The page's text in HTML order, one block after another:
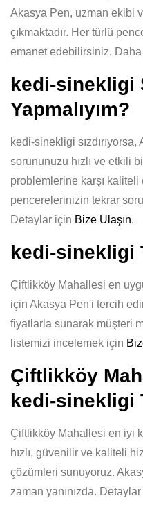
Akasya Pen, uzman ekibi
çıkmaktadır. Her türlü
emanet edebilirsiniz.
kedi-sinekligi
Yapmalıyım?
kedi-sinekligi
sorununuzu hızlı ve etkili
problemlerine karşı
pencerelerinizin tekrar
Detaylar için Bize Ulaşın.
kedi-sinekligi
Çiftlikköy Mahallesi en
için Akasya Pen'i tercih
fiyatlarla sunarak müşteri
listemizi incelemek için
Çiftlikköy
kedi-sinekligi
Çiftlikköy Mahallesi en iyi
hızlı, güvenilir ve kaliteli
çözümleri sunuyoruz.
zaman yanınızda.